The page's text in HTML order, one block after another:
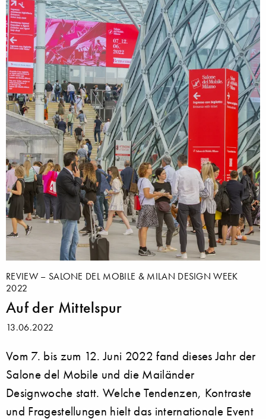
REVIEW – SALONE DEL MOBILE & MILAN DESIGN WEEK
2022
Auf der Mittelspur
13.06.2022
Vom 7. bis zum 12. Juni 2022 fand dieses Jahr der
Salone del Mobile und die Mailänder
Designwoche statt. Welche Tendenzen, Kontraste
und Fragestellungen hielt das internationale Event